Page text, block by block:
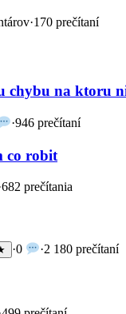
·170 prečítaní
chybu na ktoru
·946 prečítaní
co robit
682 prečítania
·0 ·2 180 prečítaní